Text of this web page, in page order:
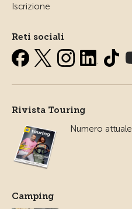
Iscrizione
Reti sociali
Rivista Touring
Numero attuale
Camping